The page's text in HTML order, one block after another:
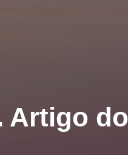
Artigo do